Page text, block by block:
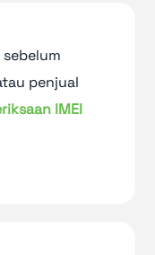
penjual
IMEI